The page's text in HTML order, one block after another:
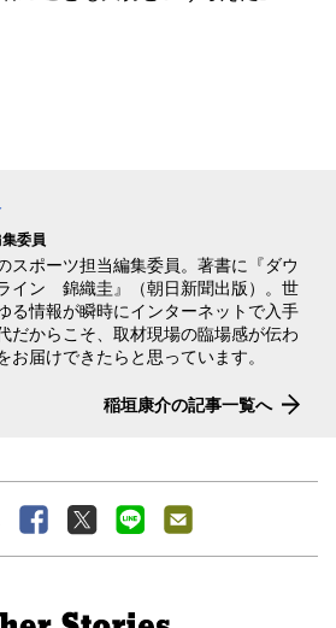
委員
スポーツ担当編集委員。著書に『ダウ
イン 錦織圭』（朝日新聞出版）。世
る情報が瞬時にインターネットで入手
だからこそ、取材現場の臨場感が伝わ
お届けできたらと思っています。
稲垣康介の記事一覧へ